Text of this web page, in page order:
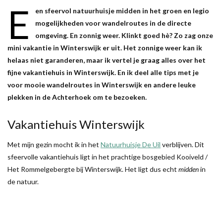
E
en sfeervol natuurhuisje midden in het groen en legio
mogelijkheden voor wandelroutes in de directe
omgeving. En zonnig weer. Klinkt goed hè? Zo zag onze
mini vakantie in Winterswijk er uit. Het zonnige weer kan ik
helaas niet garanderen, maar ik vertel je graag alles over het
fijne vakantiehuis in Winterswijk. En ik deel alle tips met je
voor mooie wandelroutes in Winterswijk en andere leuke
plekken in de Achterhoek om te bezoeken.
Vakantiehuis Winterswijk
Met mijn gezin mocht ik in het Natuurhuisje De Uil verblijven. Dit
sfeervolle vakantiehuis ligt in het prachtige bosgebied Kooiveld /
Het Rommelgebergte bij Winterswijk. Het ligt dus echt middenin
de natuur.